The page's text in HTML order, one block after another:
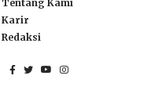
Tentang Kami
Karir
Redaksi